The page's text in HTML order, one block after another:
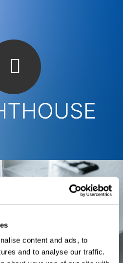
content and ads, to
and to analyse our traffic.